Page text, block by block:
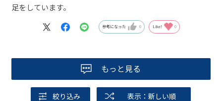
足をしています。
参考になった 0 Like! 0
もっと見る
絞り込み 表示：新しい順